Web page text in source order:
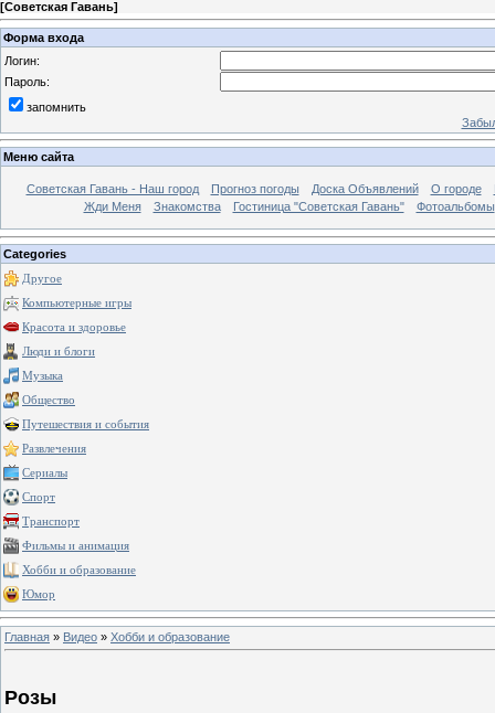
[Советская Гавань]
Форма входа
Логин:
Пароль:
запомнить
Меню сайта
Советская Гавань - Наш город Прогноз погоды Доска Объявлений О городе
Жди Меня
Знакомства Гостиница "Советская Гавань" Фотоальбомы
Categories
Другое
Компьютерные игры
Красота и здоровье
Люди и блоги
Музыка
Общество
Путешествия и события
Развлечения
Сериалы
Спорт
Транспорт
Фильмы и анимация
Хобби и образование
Юмор
Главная » Видео » Хобби и образование
Розы